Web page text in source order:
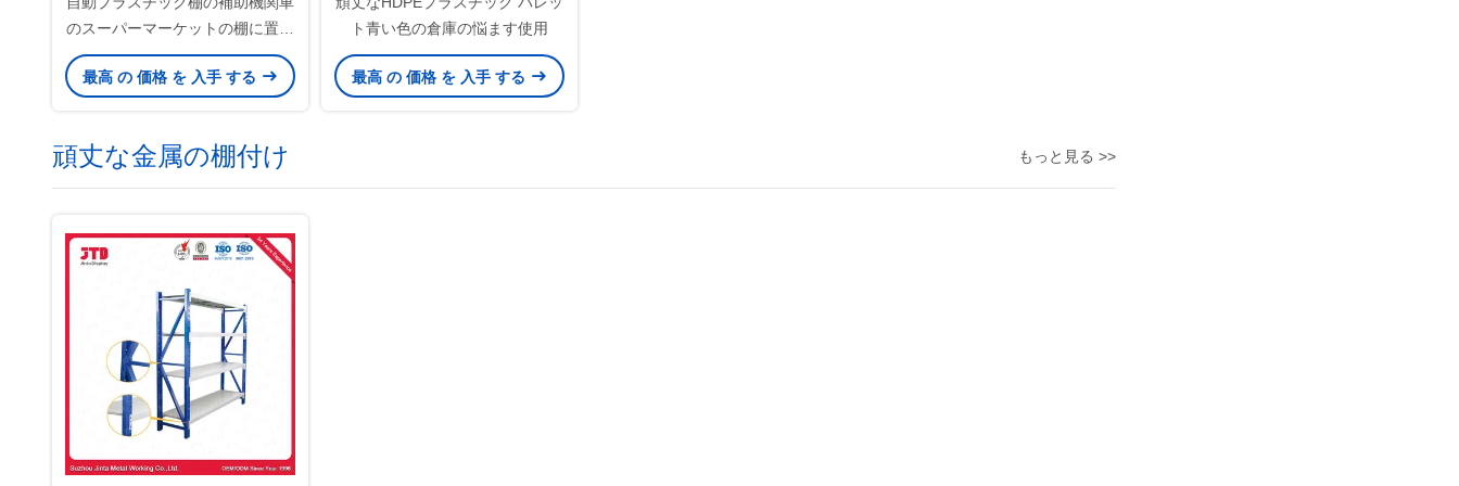
のスーパーマーケットの棚に置く
付属品
最高 の 価格 を 入手 する
ト青い色の倉庫の悩ます使用
最高 の 価格 を 入手 する
頑丈な金属の棚付け もっと見る >>